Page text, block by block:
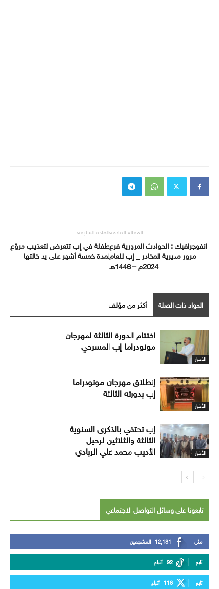
المادة السابقة
طفلة في إب تتعرض لتعذيب مروّع
لمدة خمسة أشهر على يد خالتها
المقالة القادمة
انفوجرافيك : الحوادث المرورية فرع
مرور مديرية المخادر _ إب للعام
2024م – 1446هـ
المواد ذات الصلة أكثر من مؤلف
الأخبار
اختتام الدورة الثالثة لمهرجان
مونودراما إب المسرحي
الأخبار
إنطلاق مهرجان مونودراما
إب بدورته الثالثة
الأخبار
إب تحتفي بالذكرى السنوية
الثالثة والثلاثين لرحيل
الأديب محمد علي الربادي
تابعونا على وسائل التواصل الاجتماعي
12,181 المشجعين مثل
92 أتباع تابع
118 أتباع تابع